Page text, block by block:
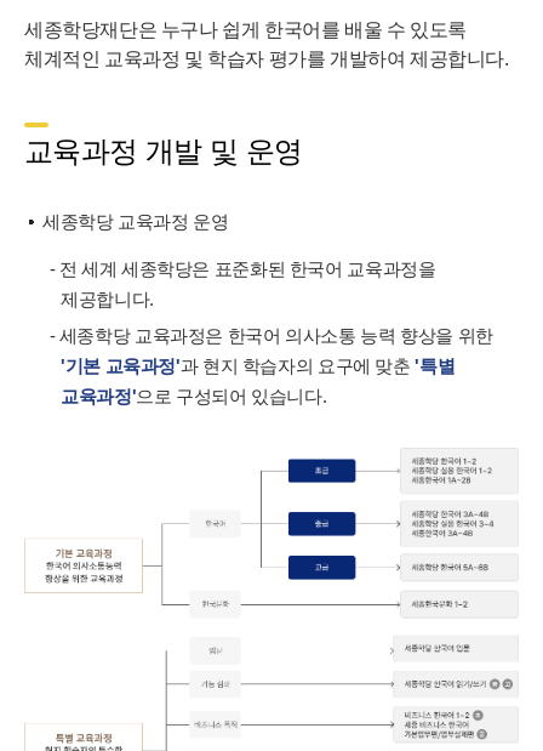
세종학당재단은 누구나 쉽게 한국어를 배울 수 있도록
체계적인 교육과정 및 학습자 평가를 개발하여 제공합니다.
교육과정 개발 및 운영
세종학당 교육과정 운영
- 전 세계 세종학당은 표준화된 한국어 교육과정을
제공합니다.
- 세종학당 교육과정은 한국어 의사소통 능력 향상을 위한
'기본 교육과정'과 현지 학습자의 요구에 맞춘'특별
교육과정'으로 구성되어 있습니다.